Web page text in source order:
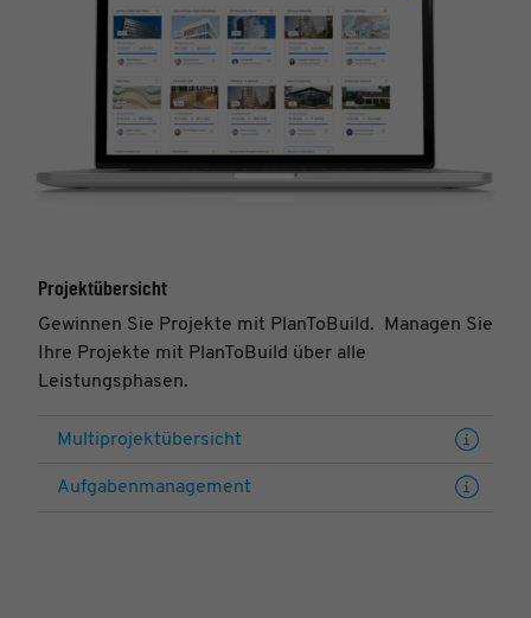
Projektübersicht
Gewinnen Sie Projekte mit PlanToBuild. Managen Sie
Ihre Projekte mit PlanToBuild über alle
Leistungsphasen.
Multiprojektübersicht
Aufgabenmanagement